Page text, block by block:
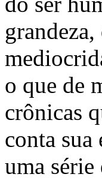
o que de
crônicas
conta
uma